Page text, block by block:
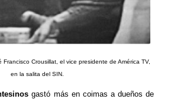
Francisco Crousillat, el vice presidente de América TV,
en la salita del SIN.
gastó más en coimas a dueños de